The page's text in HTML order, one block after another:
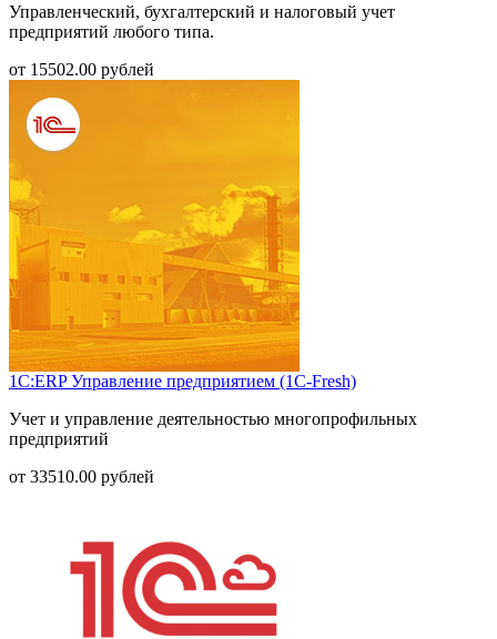
Управленческий, бухгалтерский и налоговый учет
предприятий любого типа.
от 15502.00 рублей
1С:ERP Управление предприятием (1С-Fresh)
Учет и управление деятельностью многопрофильных
предприятий
от 33510.00 рублей